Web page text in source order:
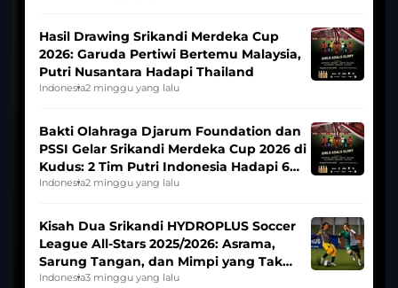
Hasil Drawing Srikandi Merdeka Cup
2026: Garuda Pertiwi Bertemu Malaysia,
Putri Nusantara Hadapi Thailand
Indonesia2 minggu yang lalu
Bakti Olahraga Djarum Foundation dan
PSSI Gelar Srikandi Merdeka Cup 2026 di
Kudus: 2 Tim Putri Indonesia Hadapi 6
Tim Asia
Indonesia2 minggu yang lalu
Kisah Dua Srikandi HYDROPLUS Soccer
League All-Stars 2025/2026: Asrama,
Sarung Tangan, dan Mimpi yang Tak
Pernah Padam
Indonesia3 minggu yang lalu